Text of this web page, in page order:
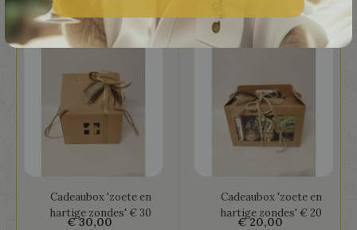
Cadeaubox 'zoete en
hartige zondes' € 30
€ 30,00
Cadeaubox 'zoete en
hartige zondes' € 20
€ 20,00